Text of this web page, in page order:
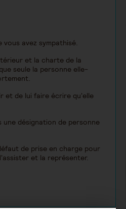
avez sympathisé.
et la charte de la
seule la personne elle-
et de lui faire écrire qu'elle
une désignation de personne
de prise en charge pour
et la représenter.